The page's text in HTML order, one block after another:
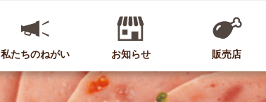
私たちのねがい お知らせ 販売店